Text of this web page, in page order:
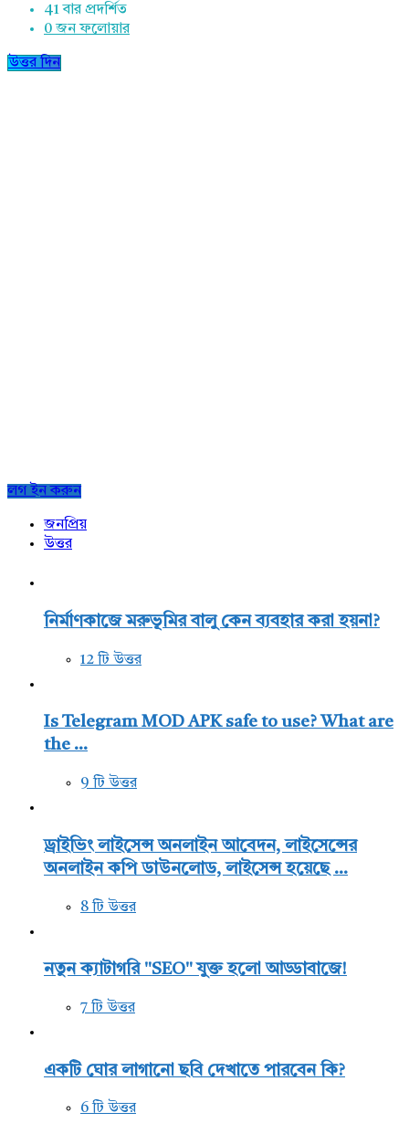
41বার প্রদর্শিত
0 জন ফলোয়ার
উত্তর দিন
Sidebar
লগ ইন করুন
জনপ্রিয়
উত্তর
নির্মাণকাজে মরুভূমির বালু কেন ব্যবহার করা হয়না?
12 টি উত্তর
Is Telegram MOD APK safe to use? What are
the ...
9 টি উত্তর
ড্রাইভিং লাইসেন্স অনলাইন আবেদন, লাইসেন্সের
অনলাইন কপি ডাউনলোড, লাইসেন্স হয়েছে ...
8 টি উত্তর
নতুন ক্যাটাগরি "SEO" যুক্ত হলো আড্ডাবাজে!
7 টি উত্তর
একটি ঘোর লাগানো ছবি দেখাতে পারবেন কি?
6 টি উত্তর